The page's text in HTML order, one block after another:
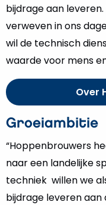
bijdrage aan
verweven in ons
wil de technisch
waarde voor mens
Over
Groeiambitie
“Hoppenbrouwers
naar een landelijke
techniek ​ willen we
bijdrage leveren ​aan